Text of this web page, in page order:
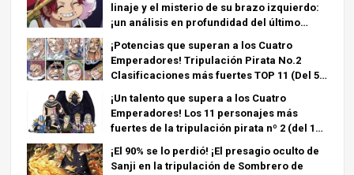
linaje y el misterio de su brazo izquierdo:
¡un análisis en profundidad del último
¡Potencias que superan a los Cuatro
Emperadores! Tripulación Pirata No.2
Clasificaciones más fuertes TOP 11 (Del 5º
¡Un talento que supera a los Cuatro
Emperadores! Los 11 personajes más
fuertes de la tripulación pirata nº 2 (del 11º
¡El 90% se lo perdió! ¡El presagio oculto de
Sanji en la tripulación de Sombrero de